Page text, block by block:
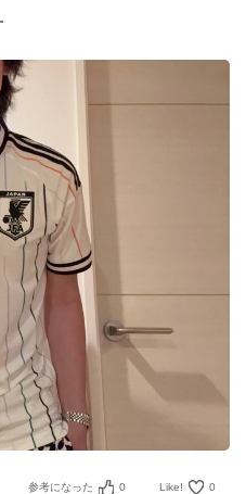
参考になった 0 Like! 0